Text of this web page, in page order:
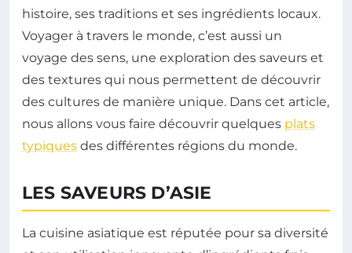
histoire, ses traditions et ses ingrédients locaux.
Voyager à travers le monde, c’est aussi un
voyage des sens, une exploration des saveurs et
des textures qui nous permettent de découvrir
des cultures de manière unique. Dans cet article,
nous allons vous faire découvrir quelques plats
typiques des différentes régions du monde.
LES SAVEURS D’ASIE
La cuisine asiatique est réputée pour sa diversité